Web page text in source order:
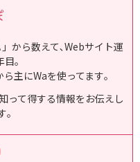
から数えて､Webサイト運
目｡
主にWaを使ってます｡
って得する情報をお伝えし
｡